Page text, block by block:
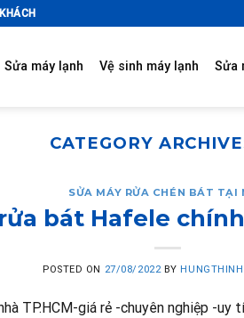
Sửa máy lạnh Vệ sinh máy lạnh Sửa
CATEGORY
SỬA MÁY RỬA CHÉN BÁT TẠI
bát Hafele
POSTED ON 27/08/2022 BY
TP.HCM-giá rẻ -chuyên nghiệp -